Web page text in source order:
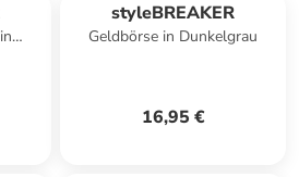
styleBREAKER
Geldbörse in Dunkelgrau
16,95 €